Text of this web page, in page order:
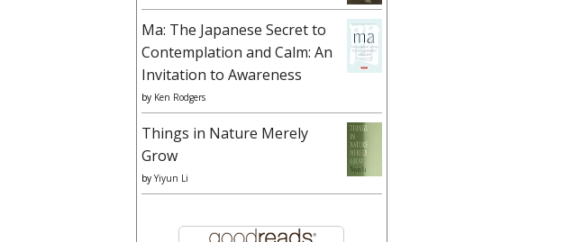
Ma: The Japanese Secret to
Contemplation and Calm: An
Invitation to Awareness
by Ken Rodgers
Things in Nature Merely
Grow
by Yiyun Li